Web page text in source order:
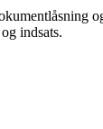
indsats.